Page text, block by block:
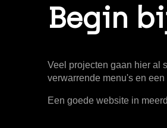
Begin
Veel projecten gaan hier al
verwarrende menu's en
Een goede website in